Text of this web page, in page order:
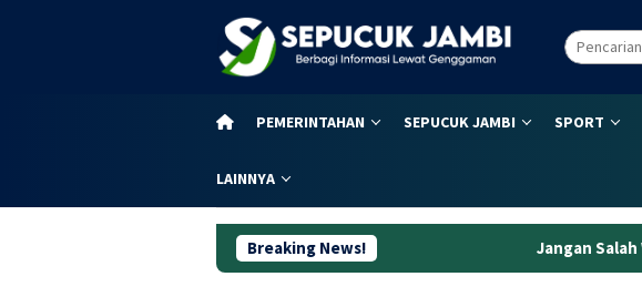
PEMERINTAHAN SEPUCUK JAMBI SPORT
LAINNYA
Breaking News!Jangan Salah Waktu Jemput! Ini